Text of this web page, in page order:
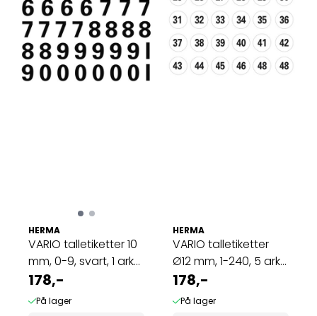
HERMA
VARIO talletiketter 10
mm, 0-9, svart, 1 ark
(10 ...
178,-
På lager
HERMA
VARIO talletiketter
Ø12 mm, 1-240, 5 ark
(10 ...
178,-
På lager